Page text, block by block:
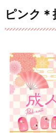
ピンク